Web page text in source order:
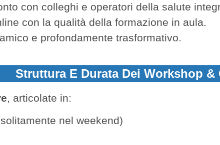
con colleghi e operatori della salute
con la qualità della formazione in aula.
e profondamente trasformativo.
Struttura E Durata Dei Workshop &
, articolate in:
nel weekend)